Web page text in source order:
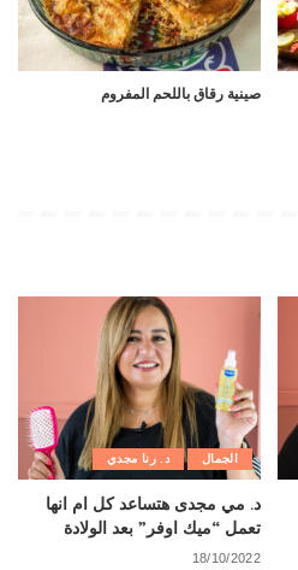
صينية رقاق باللحم المفروم
الجمال د. رنا مجدي
د. مي مجدى هتساعد كل ام انها
تعمل “ميك اوفر” بعد الولادة
18/10/2022